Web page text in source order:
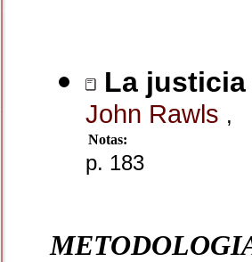
La
John Rawls ,
Notas:
p. 183